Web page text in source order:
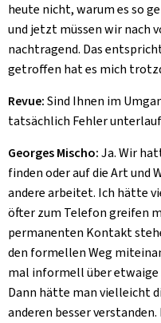
heute nicht, warum es so
und jetzt müssen wir nach
nachtragend. Das
getroffen hat es mich
Revue:Sind Ihnen im
tatsächlich Fehler
Georges Mischo:Ja. Wir
finden oder auf die Art und
andere arbeitet. Ich hätte
öfter zum Telefon greifen
permanenten Kontakt
den formellen Weg
mal informell über
Dann hätte man vielleicht
anderen besser